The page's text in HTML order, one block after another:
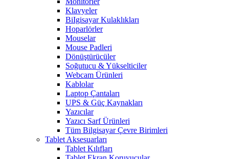
Klavyeler
BiIgisayar Kulaklıkları
Hoparlörler
Mouselar
Mouse Padleri
Dönüştürücüler
Soğutucu & Yükselticiler
Webcam Ürünleri
Kablolar
Laptop Çantaları
UPS & Güç Kaynakları
Yazıcılar
Yazıcı Sarf Ürünleri
Tüm Bilgisayar Çevre Birimleri
Tablet Aksesuarları
Tablet Kılıfları